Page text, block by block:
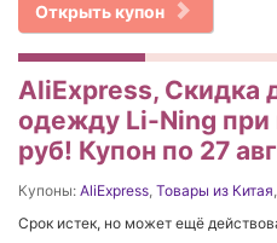
Открыть купон
AliExpress, Cкидка
одежду Li-Ning при
руб! Купон по 27
Купоны: AliExpress, Товары из Китая,
Срок истек, но может ещё